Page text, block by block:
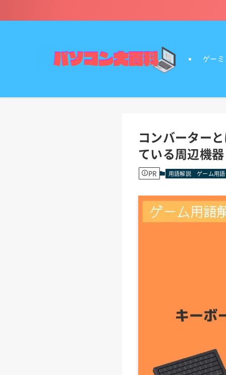
ゲー
コンバーター
ている周辺機器
PR 用語解説 ゲーム用語